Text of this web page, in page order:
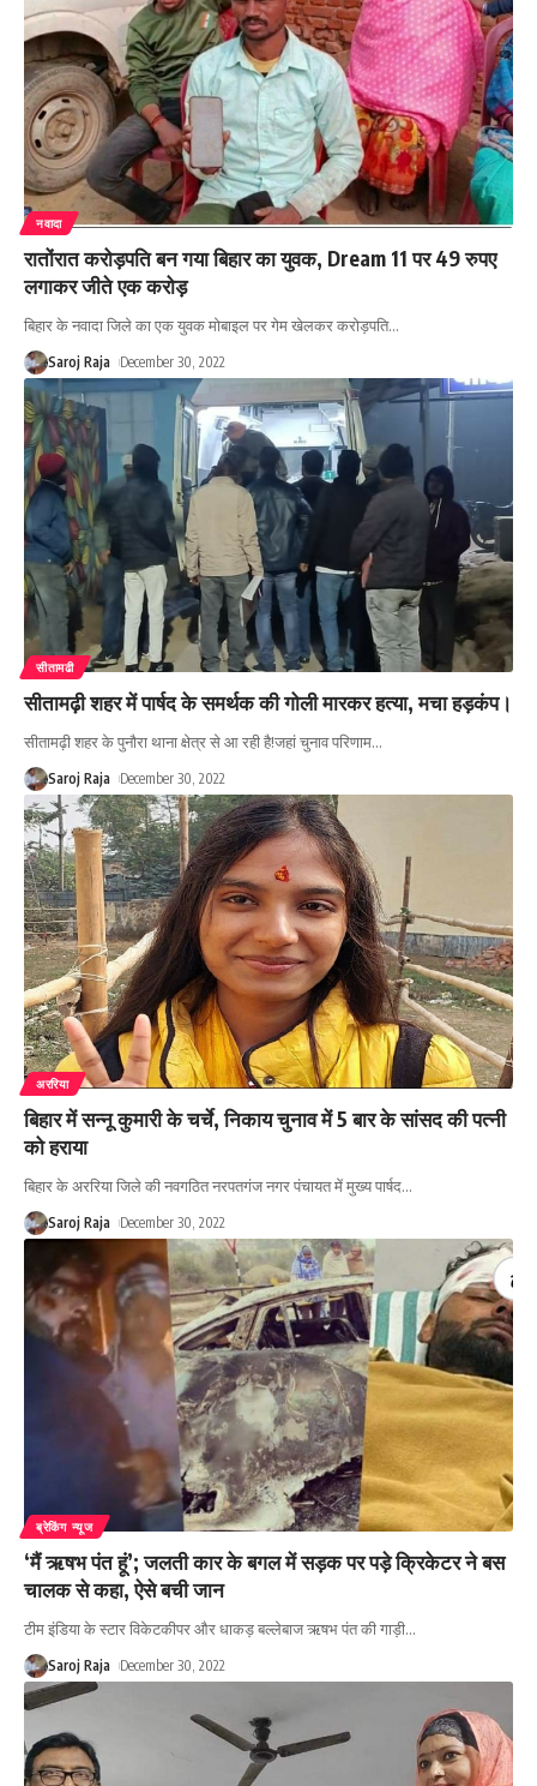
नवादा
रातोंरात करोड़पति बन गया बिहार का युवक, Dream 11 पर 49 रुपए
लगाकर जीते एक करोड़
बिहार के नवादा जिले का एक युवक मोबाइल पर गेम खेलकर करोड़पति…
Saroj Raja December 30, 2022
सीतामढी
सीतामढ़ी शहर में पार्षद के समर्थक की गोली मारकर हत्या, मचा हड़कंप।
सीतामढ़ी शहर के पुनौरा थाना क्षेत्र से आ रही है!जहां चुनाव परिणाम…
Saroj Raja December 30, 2022
अररिया
बिहार में सन्नू कुमारी के चर्चे, निकाय चुनाव में 5 बार के सांसद की पत्नी
को हराया
बिहार के अररिया जिले की नवगठित नरपतगंज नगर पंचायत में मुख्य पार्षद…
Saroj Raja December 30, 2022
ब्रेकिंग न्यूज
‘मैं ऋषभ पंत हूं’; जलती कार के बगल में सड़क पर पड़े क्रिकेटर ने बस
चालक से कहा, ऐसे बची जान
टीम इंडिया के स्‍टार विकेटकीपर और धाकड़ बल्‍लेबाज ऋषभ पंत की गाड़ी…
Saroj Raja December 30, 2022